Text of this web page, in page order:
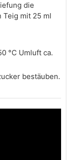
die
Teig mit 25 ml
°C Umluft ca.
bestäuben.